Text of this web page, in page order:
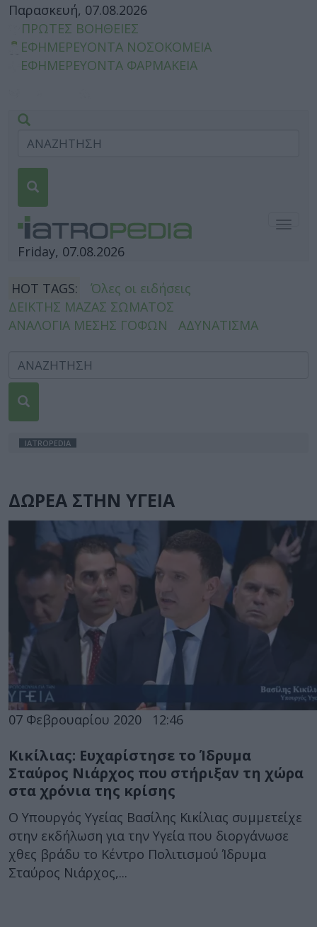
Παρασκευή, 07.08.2026
ΠΡΩΤΕΣ ΒΟΗΘΕΙΕΣ
ΕΦΗΜΕΡΕΥΟΝΤΑ ΝΟΣΟΚΟΜΕΙΑ
ΕΦΗΜΕΡΕΥΟΝΤΑ ΦΑΡΜΑΚΕΙΑ
Friday, 07.08.2026
HOT TAGS:
Όλες οι ειδήσεις
ΔΕΙΚΤΗΣ ΜΑΖΑΣ ΣΩΜΑΤΟΣ
ΑΝΑΛΟΓΙΑ ΜΕΣΗΣ ΓΟΦΩΝ
ΑΔΥΝΑΤΙΣΜΑ
IATROPEDIA
ΔΩΡΕΑ ΣΤΗΝ ΥΓΕΙΑ
07 Φεβρουαρίου 2020 12:46
Κικίλιας: Ευχαρίστησε το Ίδρυμα
Σταύρος Νιάρχος που στήριξαν τη χώρα
στα χρόνια της κρίσης
Ο Υπουργός Υγείας Βασίλης Κικίλιας συμμετείχε
στην εκδήλωση για την Υγεία που διοργάνωσε
χθες βράδυ το Κέντρο Πολιτισμού Ίδρυμα
Σταύρος Νιάρχος,...